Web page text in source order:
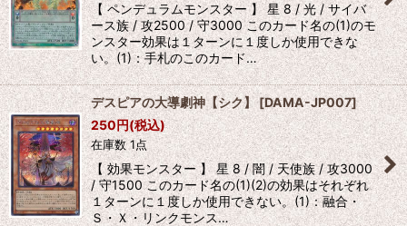
【 ペンデュラムモンスター 】 星 8 / 光 / サイバ
ース族 / 攻2500 / 守3000 このカード名の(1)のモ
ンスター効果は１ターンに１度しか使用できな
い。(1)：手札のこのカード…
デスピアの大導劇神【シク】 [DAMA-JP007]
250円(税込)
在庫数 1点
【 効果モンスター 】 星 8 / 闇 / 天使族 / 攻3000
/ 守1500 このカード名の(1)(2)の効果はそれぞれ
１ターンに１度しか使用できない。(1)：融合・
Ｓ・Ｘ・リンクモンス…